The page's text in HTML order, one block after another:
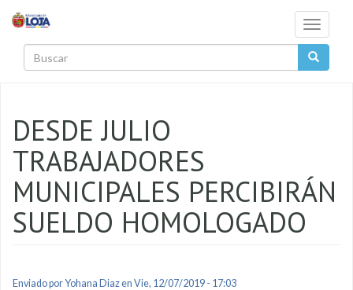
Toggle
DESDE JULIO
TRABAJADORES
MUNICIPALES PERCIBIRÁN
SUELDO HOMOLOGADO
Enviado porYohana Diazen Vie, 12/07/2019 - 17:03